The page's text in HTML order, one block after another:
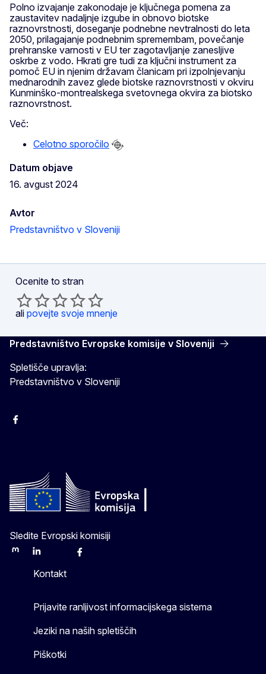
Polno izvajanje zakonodaje je ključnega pomena za
zaustavitev nadaljnje izgube in obnovo biotske
raznovrstnosti, doseganje podnebne nevtralnosti do leta
2050, prilagajanje podnebnim spremembam, povečanje
prehranske varnosti v EU ter zagotavljanje zanesljive
oskrbe z vodo. Hkrati gre tudi za ključni instrument za
pomoč EU in njenim državam članicam pri izpolnjevanju
mednarodnih zavez glede biotske raznovrstnosti v okviru
Kunminško-montrealskega svetovnega okvira za biotsko
raznovrstnost.
Več:
Celotno sporočilo
Datum objave
16. avgust 2024
Avtor
Predstavništvo v Sloveniji
Ocenite to stran
ali povejte svoje mnenje
Predstavništvo Evropske komisije v Sloveniji
Spletišče upravlja:
Predstavništvo v Sloveniji
Facebook
Sledite Evropski komisiji
MastodonLinkedInBlueskyFacebook
Kontakt
Prijavite ranljivost informacijskega sistema
Jeziki na naših spletiščih
Piškotki